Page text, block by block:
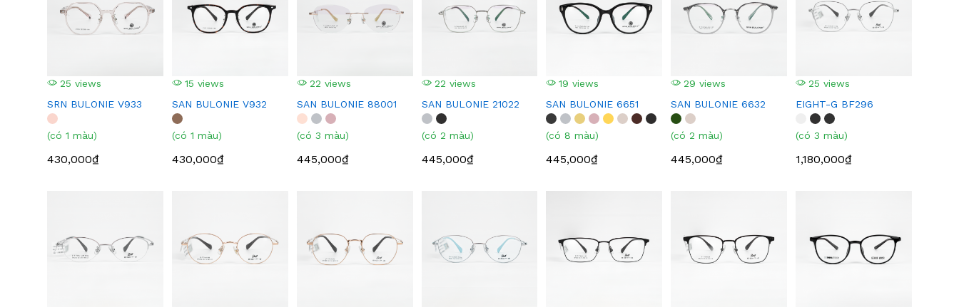
25 views
SRN BULONIE V933
(có 1 màu)
430,000₫
15 views
SAN BULONIE V932
(có 1 màu)
430,000₫
22 views
SAN BULONIE 88001
(có 3 màu)
445,000₫
22 views
SAN BULONIE 21022
(có 2 màu)
445,000₫
19 views
SAN BULONIE 6651
(có 8 màu)
445,000₫
29 views
SAN BULONIE 6632
(có 2 màu)
445,000₫
25 views
EIGHT-G BF296
(có 3 màu)
1,180,000₫